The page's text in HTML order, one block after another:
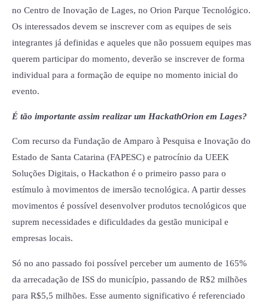
no Centro de Inovação de Lages, no Orion Parque Tecnológico.
Os interessados devem se inscrever com as equipes de seis
integrantes já definidas e aqueles que não possuem equipes mas
querem participar do momento, deverão se inscrever de forma
individual para a formação de equipe no momento inicial do
evento.
É tão importante assim realizar um HackathOrion em Lages?
Com recurso da Fundação de Amparo à Pesquisa e Inovação do
Estado de Santa Catarina (FAPESC) e patrocínio da UEEK
Soluções Digitais, o Hackathon é o primeiro passo para o
estímulo à movimentos de imersão tecnológica. A partir desses
movimentos é possível desenvolver produtos tecnológicos que
suprem necessidades e dificuldades da gestão municipal e
empresas locais.
Só no ano passado foi possível perceber um aumento de 165%
da arrecadação de ISS do município, passando de R$2 milhões
para R$5,5 milhões. Esse aumento significativo é referenciado